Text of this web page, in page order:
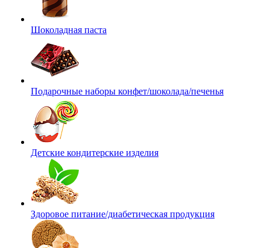
Шоколадная паста
Подарочные наборы конфет/шоколада/печенья
Детские кондитерские изделия
Здоровое питание/диабетическая продукция